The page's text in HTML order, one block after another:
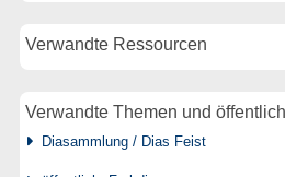
Verwandte Ressourcen
Verwandte Themen und
Diasammlung / Dias Feist